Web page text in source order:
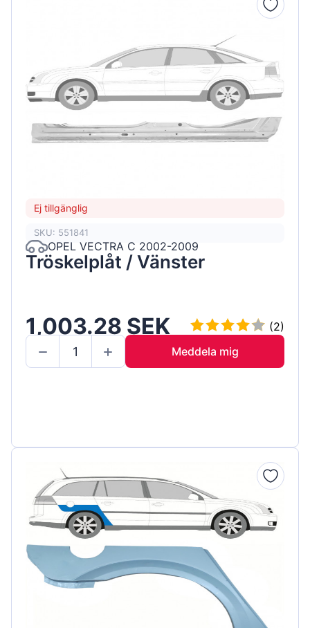
Ej tillgänglig
SKU: 551841
OPEL VECTRA C 2002-2009
Tröskelplåt / Vänster
1,003.28 SEK
(2)
Meddela mig